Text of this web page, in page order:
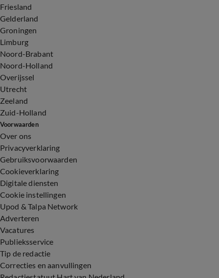
Friesland
Gelderland
Groningen
Limburg
Noord-Brabant
Noord-Holland
Overijssel
Utrecht
Zeeland
Zuid-Holland
Voorwaarden
Over ons
Privacyverklaring
Gebruiksvoorwaarden
Cookieverklaring
Digitale diensten
Cookie instellingen
Upod & Talpa Network
Adverteren
Vacatures
Publieksservice
Tip de redactie
Correcties en aanvullingen